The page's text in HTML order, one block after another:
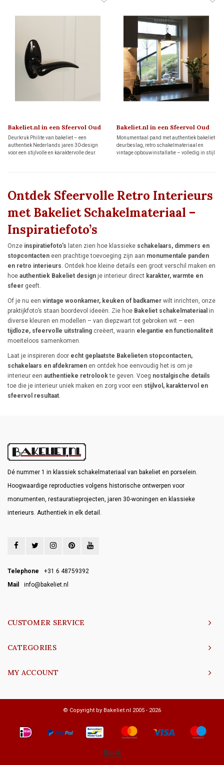
Bakeliet.nl in een Sfeervol Oud
Dijkhuis
Deurkruk Philite van bakeliet – een
authentiek Nederlands jaren 30-design
voor een stijlvolle en karaktervolle deur.
Bakeliet.nl in een Sfeervol Oud
Dijkhuis
Monumentaal pand met authentiek bakeliet
deurbeslag, retro schakelmateriaal en
vintage opbouwinstallatie – volledig in stijl
Ontdek Sfeervolle Retro Interieurs
met Bakeliet Schakelmateriaal –
Inspiratiefoto’s
Onze inspiratiefoto’s laten zien hoe klassieke schakelaars, dimmers en
stopcontacten een prachtige toevoeging zijn aan monumentale panden
en retro interieurs. Ontdek hoe kleine details een groot verschil maken en
hoe authentiek Bakeliet design je interieur direct karakter, warmte en
sfeer geeft.
Of je nu een vintage woonkamer, keuken of badkamer wilt inrichten, onze
praktijkfoto’s staan boordevol ideeën. Zie hoe Bakeliet schakelmateriaal in
diverse kleuren en modellen – van diepzwart tot gebroken wit – een
tijdloze, sfeervolle uitstraling creëert, waarin elegantie en functionaliteit
moeiteloos samenkomen.
Laat je inspireren door echt geplaatste Bakelieten stopcontacten,
schakelaars en afdekramen en ontdek hoe eenvoudig het is om je
interieur een authentieke retrolookte geven. Voeg nostalgische details
toe die je interieur uniek maken en zorg voor een stijlvol, karaktervol en
sfeervol resultaat.
Dé nummer 1 in klassiek schakelmateriaal van bakeliet en porselein.
Hoogwaardige reproducties volgens historische ontwerpen voor
monumenten, restauratieprojecten, jaren 30-woningen en klassieke
interieurs. Authentiek in elk detail.
Telephone
+31 6 48759392
Mail
info@bakeliet.nl
CUSTOMER SERVICE
CATEGORIES
MY ACCOUNT
© Copyright by Bakeliet.nl 2005 - 2026